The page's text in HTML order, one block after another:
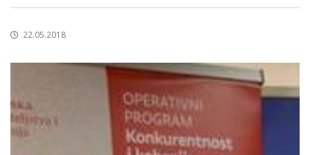
22.05.2018